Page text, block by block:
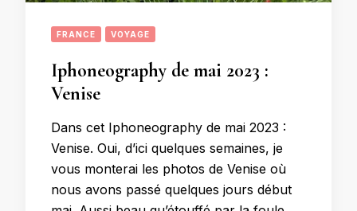
FRANCE VOYAGE
Iphoneography de mai 2023 :
Venise
Dans cet Iphoneography de mai 2023 :
Venise. Oui, d’ici quelques semaines, je
vous monterai les photos de Venise où
nous avons passé quelques jours début